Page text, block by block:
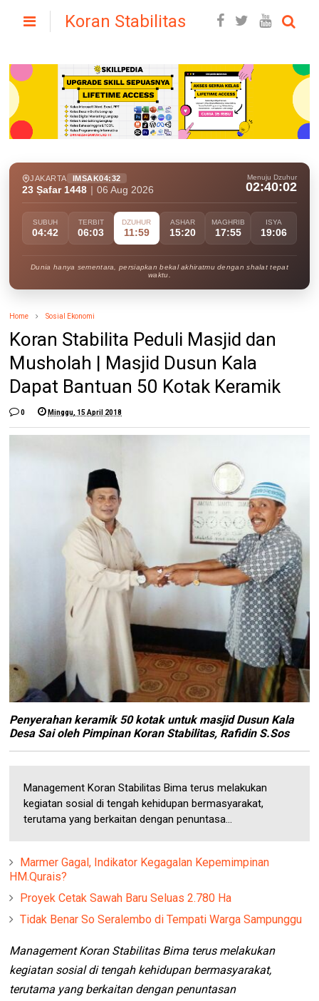
Koran Stabilitas
JAKARTA IMSAK04:32
23 Ṣafar 1448 06 Aug 2026
Menuju Dzuhur
02:40:00
SUBUH
04:42
TERBIT
06:03
DZUHUR
11:59
ASHAR
15:20
MAGHRIB
17:55
ISYA
19:06
Dunia hanya sementara, persiapkan bekal akhiratmu dengan shalat tepat
waktu.
Home Sosial Ekonomi
Koran Stabilita Peduli Masjid dan
Musholah | Masjid Dusun Kala
Dapat Bantuan 50 Kotak Keramik
0 Minggu, 15 April 2018
Penyerahan keramik 50 kotak untuk masjid Dusun Kala
Desa Sai oleh Pimpinan Koran Stabilitas, Rafidin S.Sos
Management Koran Stabilitas Bima terus melakukan
kegiatan sosial di tengah kehidupan bermasyarakat,
terutama yang berkaitan dengan penuntasa...
Marmer Gagal, Indikator Kegagalan Kepemimpinan
HM.Qurais?
Proyek Cetak Sawah Baru Seluas 2.780 Ha
Tidak Benar So Seralembo di Tempati Warga Sampunggu
Management Koran Stabilitas Bima terus melakukan
kegiatan sosial di tengah kehidupan bermasyarakat,
terutama yang berkaitan dengan penuntasan